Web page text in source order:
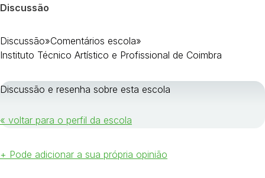
Discussão
Discussão»Comentários escola»
Instituto Técnico Artístico e Profissional de Coimbra
Discussão e resenha sobre esta escola
« voltar para o perfil da escola
+ Pode adicionar a sua própria opinião